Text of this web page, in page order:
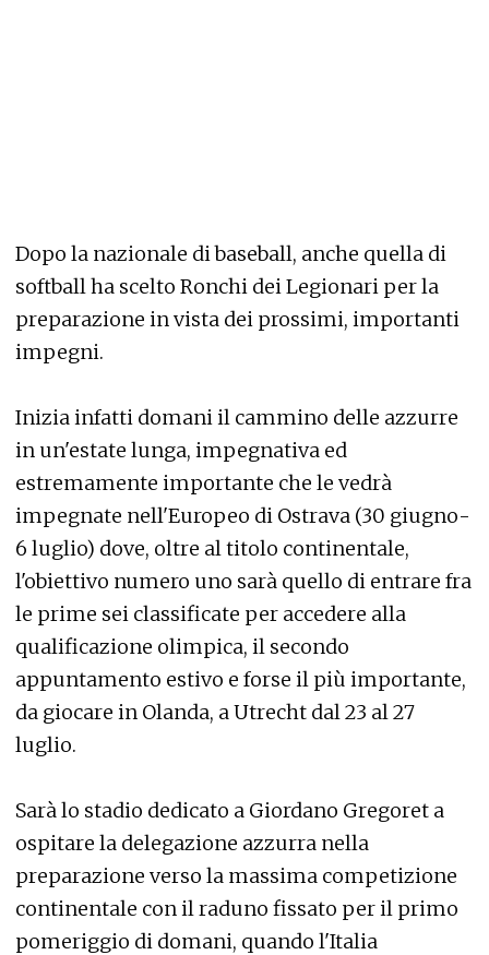
Dopo la nazionale di baseball, anche quella di
softball ha scelto Ronchi dei Legionari per la
preparazione in vista dei prossimi, importanti
impegni.
Inizia infatti domani il cammino delle azzurre
in un'estate lunga, impegnativa ed
estremamente importante che le vedrà
impegnate nell'Europeo di Ostrava (30 giugno-
6 luglio) dove, oltre al titolo continentale,
l'obiettivo numero uno sarà quello di entrare fra
le prime sei classificate per accedere alla
qualificazione olimpica, il secondo
appuntamento estivo e forse il più importante,
da giocare in Olanda, a Utrecht dal 23 al 27
luglio.
Sarà lo stadio dedicato a Giordano Gregoret a
ospitare la delegazione azzurra nella
preparazione verso la massima competizione
continentale con il raduno fissato per il primo
pomeriggio di domani, quando l'Italia